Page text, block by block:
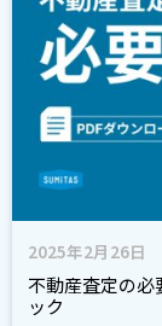
2025年2月26日
不動産査定の必
ック